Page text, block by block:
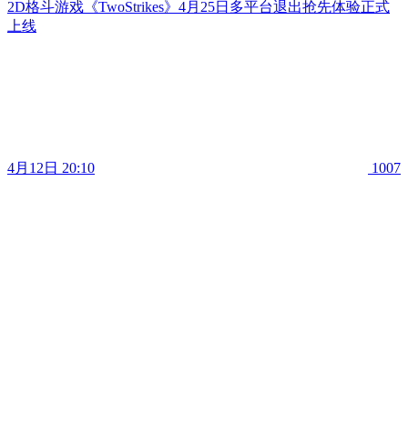
2D格斗游戏《TwoStrikes》4月25日多平台退出抢先体验正式
上线
4月12日 20:10 1007